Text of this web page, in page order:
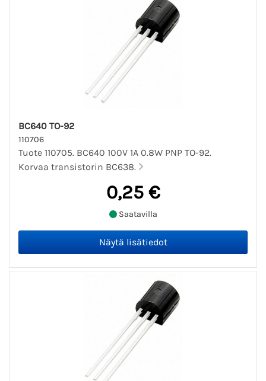
BC640 TO-92
110706
Tuote 110705. BC640 100V 1A 0.8W PNP TO-92.
Korvaa transistorin BC638.
0,25 €
Saatavilla